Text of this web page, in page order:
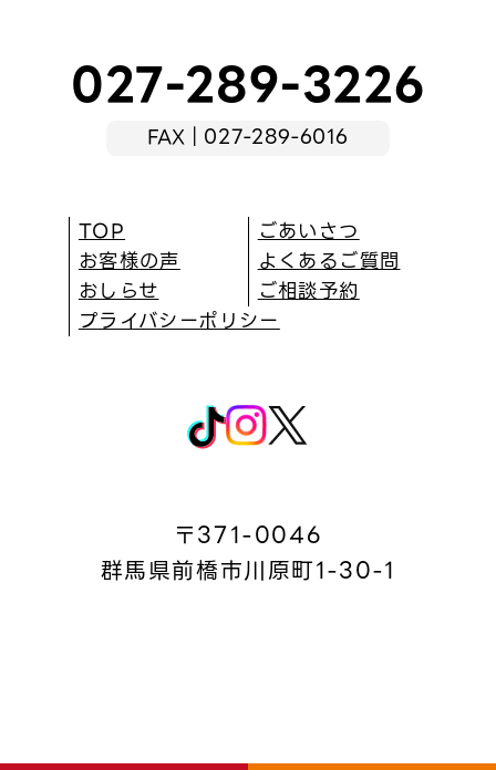
027-289-3226
FAX｜027-289-6016
TOP
ごあいさつ
お客様の声
よくあるご質問
おしらせ
ご相談予約
プライバシーポリシー
〒371-0046
群馬県前橋市川原町1-30-1